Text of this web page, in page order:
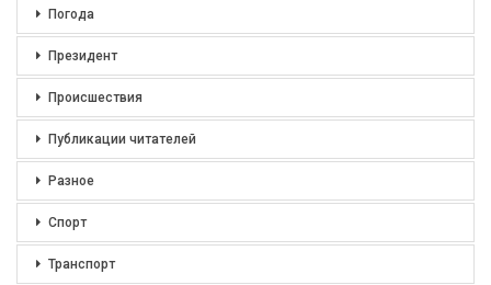
Погода
Президент
Происшествия
Публикации читателей
Разное
Спорт
Транспорт